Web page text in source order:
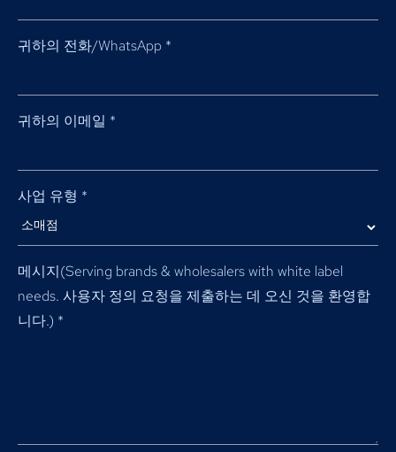
귀하의 전화/WhatsApp *
귀하의 이메일 *
사업 유형 *
메시지(Serving brands & wholesalers with white label
needs. 사용자 정의 요청을 제출하는 데 오신 것을 환영합
니다.) *